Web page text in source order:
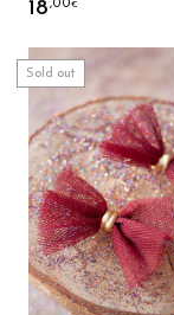
18,00€
Sold out